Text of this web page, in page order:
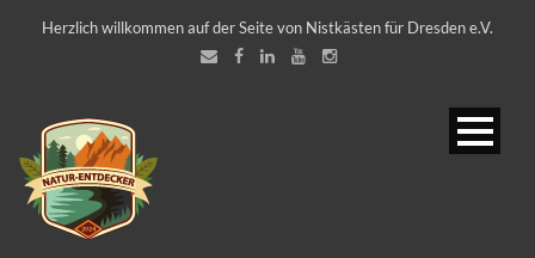
Herzlich willkommen auf der Seite von Nistkästen für Dresden e.V.